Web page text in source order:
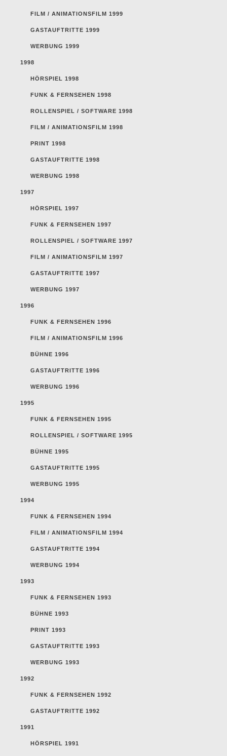
FILM / ANIMATIONSFILM 1999
GASTAUFTRITTE 1999
WERBUNG 1999
1998
HÖRSPIEL 1998
FUNK & FERNSEHEN 1998
ROLLENSPIEL / SOFTWARE 1998
FILM / ANIMATIONSFILM 1998
PRINT 1998
GASTAUFTRITTE 1998
WERBUNG 1998
1997
HÖRSPIEL 1997
FUNK & FERNSEHEN 1997
ROLLENSPIEL / SOFTWARE 1997
FILM / ANIMATIONSFILM 1997
GASTAUFTRITTE 1997
WERBUNG 1997
1996
FUNK & FERNSEHEN 1996
FILM / ANIMATIONSFILM 1996
BÜHNE 1996
GASTAUFTRITTE 1996
WERBUNG 1996
1995
FUNK & FERNSEHEN 1995
ROLLENSPIEL / SOFTWARE 1995
BÜHNE 1995
GASTAUFTRITTE 1995
WERBUNG 1995
1994
FUNK & FERNSEHEN 1994
FILM / ANIMATIONSFILM 1994
GASTAUFTRITTE 1994
WERBUNG 1994
1993
FUNK & FERNSEHEN 1993
BÜHNE 1993
PRINT 1993
GASTAUFTRITTE 1993
WERBUNG 1993
1992
FUNK & FERNSEHEN 1992
GASTAUFTRITTE 1992
1991
HÖRSPIEL 1991